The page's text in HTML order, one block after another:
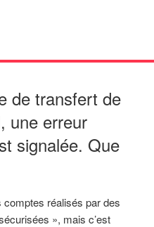
de transfert de
une erreur
signalée. Que
réalisés par des
», mais c’est